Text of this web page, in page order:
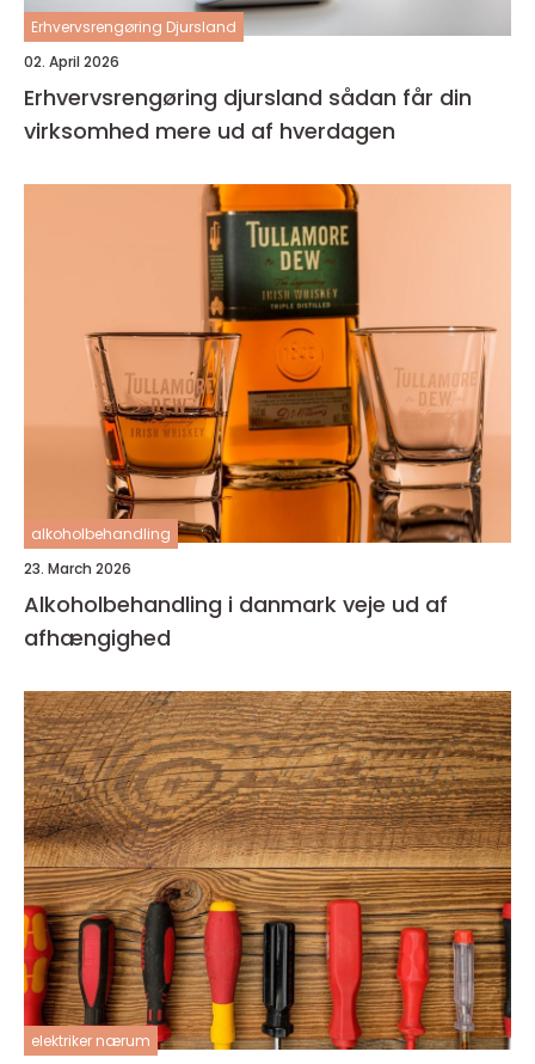
Erhvervsrengøring Djursland
02. April 2026
Erhvervsrengøring djursland sådan får din
virksomhed mere ud af hverdagen
alkoholbehandling
23. March 2026
Alkoholbehandling i danmark veje ud af
afhængighed
elektriker nærum